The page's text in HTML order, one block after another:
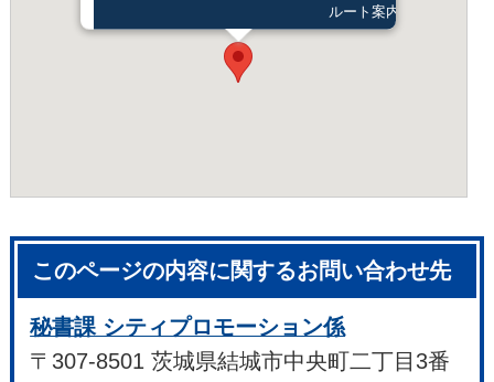
ルート案内
このページの内容に関するお問い合わせ先
秘書課 シティプロモーション係
〒307-8501 茨城県結城市中央町二丁目3番